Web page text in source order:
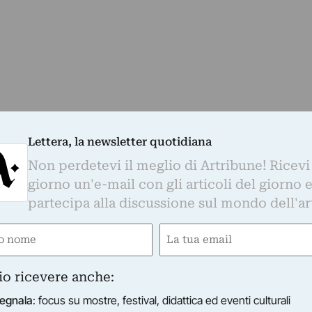
PRIVATI
tra cui un importante lascito di Mrs
Roberta Ahmanson, la Deborah Loeb Brice
Davidson Charitable Foundation, e il
di 550mila sterline dall’Art Fund,
Americani della National Gallery e dal
lieto di sentire che grazie al procedimento di
esportazione del governo questo dipinto è
Unito
e SportJohn Glen, “e ora sarà esposto alla
Lettera, la newsletter quotidiana
Non perdetevi il meglio di Artribune!
giorno un'e-mail con gli articoli del giorno
partecipa alla discussione sul mondo
Email
ricevere anche:
: focus su mostre, festival, didattica ed eventi culturali